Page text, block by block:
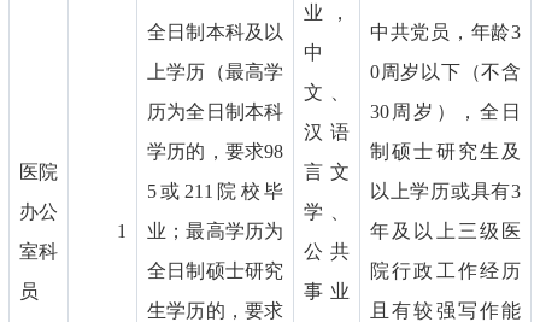
医院
办公
室科
员
1
全日制本科及以
上学历（最高学
历为全日制本科
学历的，要求98
5或211院校毕
业；最高学历为
全日制硕士研究
生学历的，要求
业，
中
文、
汉语
言文
学、
公共
事业
中共党员，年龄3
0周岁以下（不含
30周岁），全日
制硕士研究生及
以上学历或具有3
年及以上三级医
院行政工作经历
且有较强写作能